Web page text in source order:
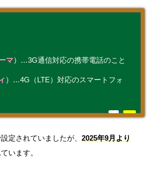
マ） …3G通信対応の携帯電話のこと
）
…4G（LTE）対応のスマートフォ
定されていましたが、 2025年9月より
います。